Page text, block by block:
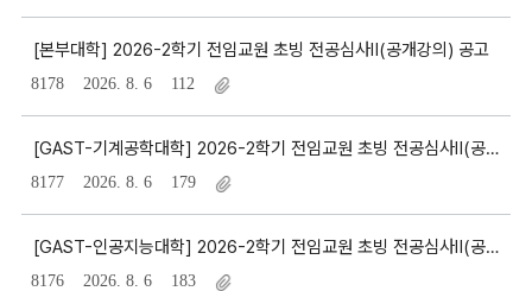
판
리
스
8178
[본부대학] 2026-2학기 전임교원 초빙 전공심사Ⅱ(공개강의) 공고
2026. 8. 6 112
8177
[GAST-기계공학대학] 2026-2학기 전임교원 초빙 전공심사Ⅱ(공개강의) 공고
2026. 8. 6 179
8176
[GAST-인공지능대학] 2026-2학기 전임교원 초빙 전공심사Ⅱ(공개강의) 공고
2026. 8. 6 183